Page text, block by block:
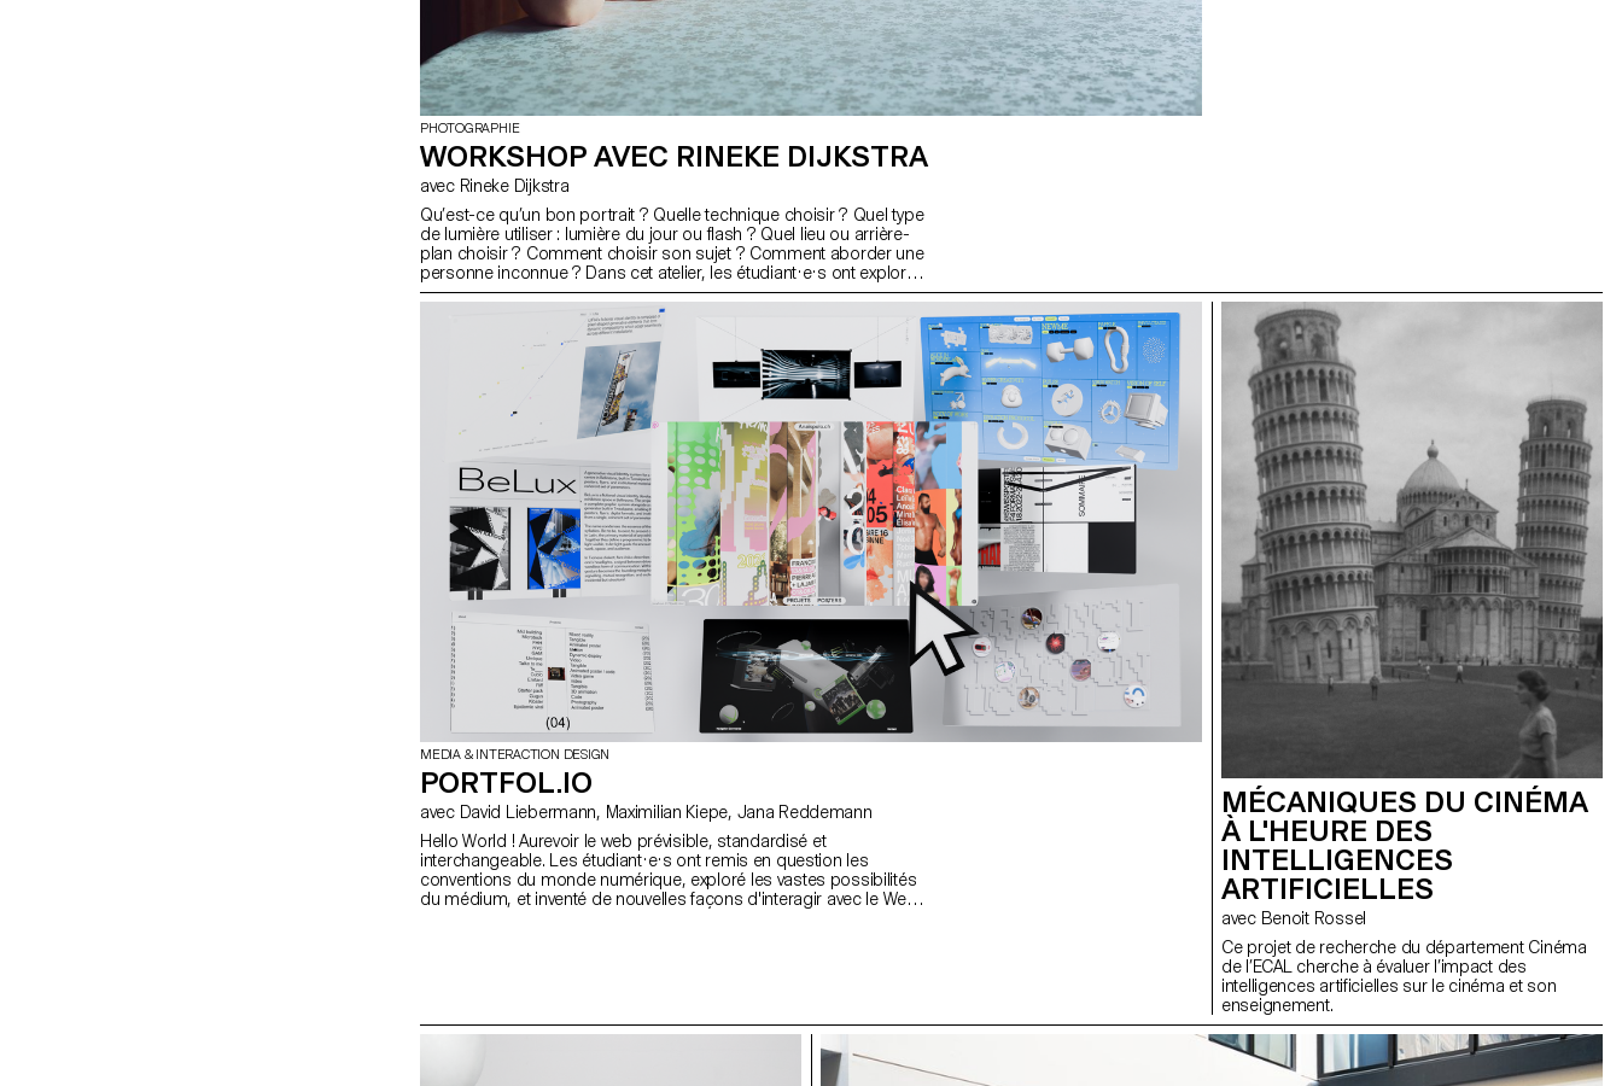
PHOTOGRAPHIE
WORKSHOP AVEC RINEKE DIJKSTRA
avec Rineke Dijkstra
Qu’est-ce qu’un bon portrait ? Quelle technique choisir ? Quel type
de lumière utiliser : lumière du jour ou flash ? Quel lieu ou arrière-
plan choisir ? Comment choisir son sujet ? Comment aborder une
personne inconnue ? Dans cet atelier, les étudiant·e·s ont exploré
ce qui fait la qualité d’un bon portrait ainsi que les outils permettant
MEDIA & INTERACTION DESIGN
PORTFOL.IO
avec David Liebermann, Maximilian Kiepe, Jana Reddemann
Hello World ! Aurevoir le web prévisible, standardisé et
interchangeable. Les étudiant·e·s ont remis en question les
conventions du monde numérique, exploré les vastes possibilités
du médium, et inventé de nouvelles façons d'interagir avec le Web.
MÉCANIQUES DU CINÉMA
À L'HEURE DES
INTELLIGENCES
ARTIFICIELLES
avec Benoit Rossel
Ce projet de recherche du département Cinéma
de l’ECAL cherche à évaluer l’impact des
intelligences artificielles sur le cinéma et son
enseignement.